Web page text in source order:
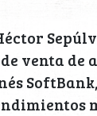
venta de